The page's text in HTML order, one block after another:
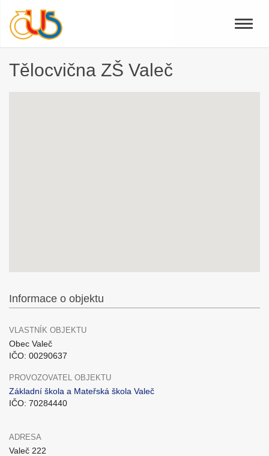
Toggle
Tělocvična ZŠ Valeč
Informace o objektu
VLASTNÍK OBJEKTU
Obec Valeč
IČO: 00290637
PROVOZOVATEL OBJEKTU
Základní škola a Mateřská škola Valeč
IČO: 70284440
ADRESA
Valeč 222